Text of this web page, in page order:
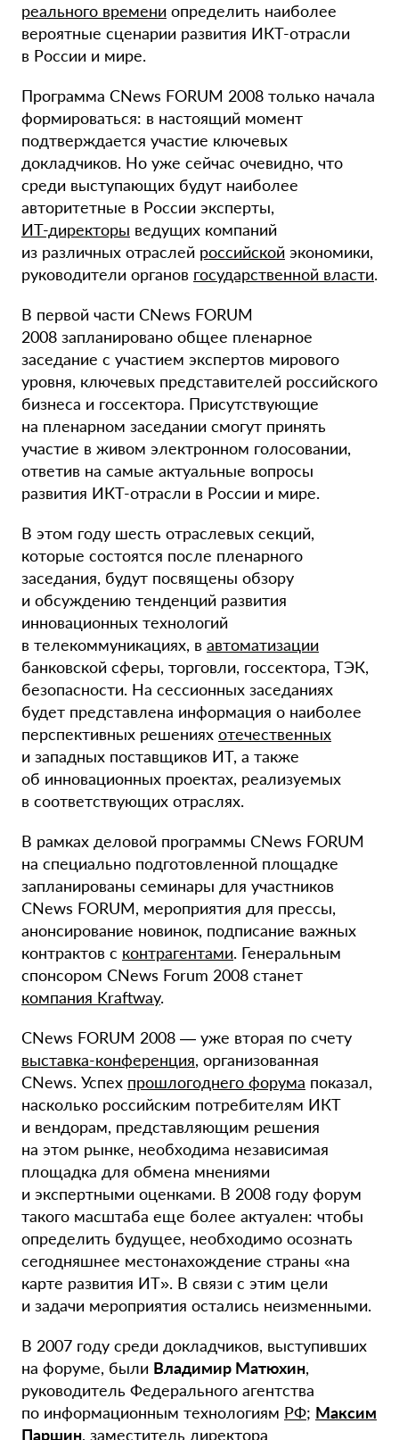
реального времени определить наиболее
вероятные сценарии развития ИКТ-отрасли
в России и мире.
Программа CNews FORUM 2008 только начала
формироваться: в настоящий момент
подтверждается участие ключевых
докладчиков. Но уже сейчас очевидно, что
среди выступающих будут наиболее
авторитетные в России эксперты,
ИТ-директоры ведущих компаний
из различных отраслей российской экономики,
руководители органов государственной власти.
В первой части CNews FORUM
2008 запланировано общее пленарное
заседание с участием экспертов мирового
уровня, ключевых представителей российского
бизнеса и госсектора. Присутствующие
на пленарном заседании смогут принять
участие в живом электронном голосовании,
ответив на самые актуальные вопросы
развития ИКТ-отрасли в России и мире.
В этом году шесть отраслевых секций,
которые состоятся после пленарного
заседания, будут посвящены обзору
и обсуждению тенденций развития
инновационных технологий
в телекоммуникациях, в автоматизации
банковской сферы, торговли, госсектора, ТЭК,
безопасности. На сессионных заседаниях
будет представлена информация о наиболее
перспективных решениях отечественных
и западных поставщиков ИТ, а также
об инновационных проектах, реализуемых
в соответствующих отраслях.
В рамках деловой программы CNews FORUM
на специально подготовленной площадке
запланированы семинары для участников
CNews FORUM, мероприятия для прессы,
анонсирование новинок, подписание важных
контрактов с контрагентами. Генеральным
спонсором CNews Forum 2008 станет
компания Kraftway.
CNews FORUM 2008 — уже вторая по счету
выставка-конференция, организованная
CNews. Успех прошлогоднего форума показал,
насколько российским потребителям ИКТ
и вендорам, представляющим решения
на этом рынке, необходима независимая
площадка для обмена мнениями
и экспертными оценками. В 2008 году форум
такого масштаба еще более актуален: чтобы
определить будущее, необходимо осознать
сегодняшнее местонахождение страны «на
карте развития ИТ». В связи с этим цели
и задачи мероприятия остались неизменными.
В 2007 году среди докладчиков, выступивших
на форуме, были Владимир Матюхин,
руководитель Федерального агентства
по информационным технологиям РФ; Максим
Паршин, заместитель директора